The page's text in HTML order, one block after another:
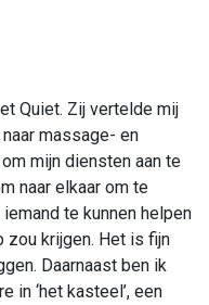
Quiet. Zij vertelde mij
massage- en
mijn diensten aan te
naar elkaar om te
te kunnen helpen
zou krijgen. Het is fijn
Daarnaast ben ik
in ‘het kasteel’, een